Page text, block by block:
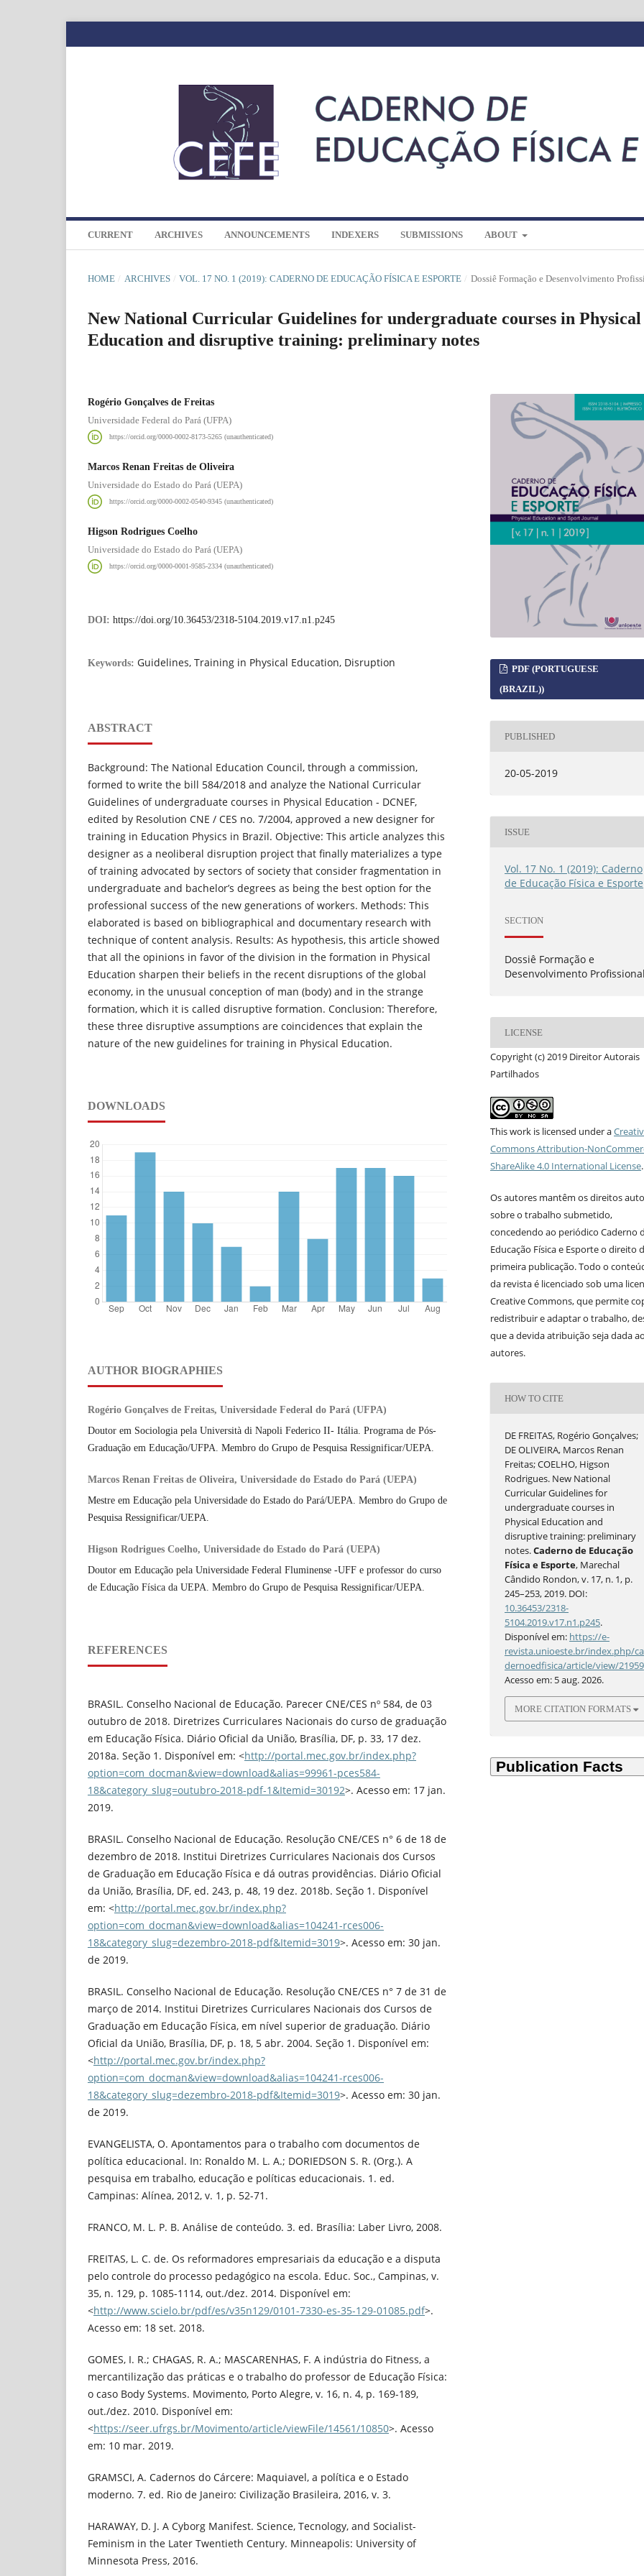
CURRENT ARCHIVES ANNOUNCEMENTS INDEXERS SUBMISSIONS ABOUT
HOME / ARCHIVES / VOL. 17 NO. 1 (2019): CADERNO DE EDUCAÇÃO FÍSICA E ESPORTE / Dossiê Formação e Desenvolvimento
New National Curricular Guidelines for undergraduate courses in Physical
Education and disruptive training: preliminary notes
Rogério Gonçalves de Freitas
Universidade Federal do Pará (UFPA)
https://orcid.org/0000-0002-8173-5265 (unauthenticated)
Marcos Renan Freitas de Oliveira
Universidade do Estado do Pará (UEPA)
https://orcid.org/0000-0002-0540-9345 (unauthenticated)
Higson Rodrigues Coelho
Universidade do Estado do Pará (UEPA)
https://orcid.org/0000-0001-9585-2334 (unauthenticated)
DOI: https://doi.org/10.36453/2318-5104.2019.v17.n1.p245
Keywords: Guidelines, Training in Physical Education, Disruption
ABSTRACT
Background: The National Education Council, through a commission,
formed to write the bill 584/2018 and analyze the National Curricular
Guidelines of undergraduate courses in Physical Education - DCNEF,
edited by Resolution CNE / CES no. 7/2004, approved a new designer for
training in Education Physics in Brazil. Objective: This article analyzes this
designer as a neoliberal disruption project that finally materializes a type
of training advocated by sectors of society that consider fragmentation in
undergraduate and bachelor’s degrees as being the best option for the
professional success of the new generations of workers. Methods: This
elaborated is based on bibliographical and documentary research with
technique of content analysis. Results: As hypothesis, this article showed
that all the opinions in favor of the division in the formation in Physical
Education sharpen their beliefs in the recent disruptions of the global
economy, in the unusual conception of man (body) and in the strange
formation, which it is called disruptive formation. Conclusion: Therefore,
these three disruptive assumptions are coincidences that explain the
nature of the new guidelines for training in Physical Education.
DOWNLOADS
AUTHOR BIOGRAPHIES
Rogério Gonçalves de Freitas, Universidade Federal do Pará (UFPA)
Doutor em Sociologia pela Università di Napoli Federico II- Itália. Programa de Pós-
Graduação em Educação/UFPA. Membro do Grupo de Pesquisa Ressignificar/UEPA.
Marcos Renan Freitas de Oliveira, Universidade do Estado do Pará (UEPA)
Mestre em Educação pela Universidade do Estado do Pará/UEPA. Membro do Grupo de
Pesquisa Ressignificar/UEPA.
Higson Rodrigues Coelho, Universidade do Estado do Pará (UEPA)
Doutor em Educação pela Universidade Federal Fluminense -UFF e professor do curso
de Educação Física da UEPA. Membro do Grupo de Pesquisa Ressignificar/UEPA.
REFERENCES
BRASIL. Conselho Nacional de Educação. Parecer CNE/CES nº 584, de 03
outubro de 2018. Diretrizes Curriculares Nacionais do curso de graduação
em Educação Física. Diário Oficial da União, Brasília, DF, p. 33, 17 dez.
2018a. Seção 1. Disponível em: <http://portal.mec.gov.br/index.php?
option=com_docman&view=download&alias=99961-pces584-
18&category_slug=outubro-2018-pdf-1&Itemid=30192>. Acesso em: 17 jan.
2019.
BRASIL. Conselho Nacional de Educação. Resolução CNE/CES n° 6 de 18 de
dezembro de 2018. Institui Diretrizes Curriculares Nacionais dos Cursos
de Graduação em Educação Física e dá outras providências. Diário Oficial
da União, Brasília, DF, ed. 243, p. 48, 19 dez. 2018b. Seção 1. Disponível
em: <http://portal.mec.gov.br/index.php?
option=com_docman&view=download&alias=104241-rces006-
18&category_slug=dezembro-2018-pdf&Itemid=3019>. Acesso em: 30 jan.
de 2019.
BRASIL. Conselho Nacional de Educação. Resolução CNE/CES n° 7 de 31 de
março de 2014. Institui Diretrizes Curriculares Nacionais dos Cursos de
Graduação em Educação Física, em nível superior de graduação. Diário
Oficial da União, Brasília, DF, p. 18, 5 abr. 2004. Seção 1. Disponível em:
<http://portal.mec.gov.br/index.php?
option=com_docman&view=download&alias=104241-rces006-
18&category_slug=dezembro-2018-pdf&Itemid=3019>. Acesso em: 30 jan.
de 2019.
EVANGELISTA, O. Apontamentos para o trabalho com documentos de
política educacional. In: Ronaldo M. L. A.; DORIEDSON S. R. (Org.). A
pesquisa em trabalho, educação e políticas educacionais. 1. ed.
Campinas: Alínea, 2012, v. 1, p. 52-71.
FRANCO, M. L. P. B. Análise de conteúdo. 3. ed. Brasília: Laber Livro, 2008.
FREITAS, L. C. de. Os reformadores empresariais da educação e a disputa
pelo controle do processo pedagógico na escola. Educ. Soc., Campinas, v.
35, n. 129, p. 1085-1114, out./dez. 2014. Disponível em:
<http://www.scielo.br/pdf/es/v35n129/0101-7330-es-35-129-01085.pdf>.
Acesso em: 18 set. 2018.
GOMES, I. R.; CHAGAS, R. A.; MASCARENHAS, F. A indústria do Fitness, a
mercantilização das práticas e o trabalho do professor de Educação Física:
o caso Body Systems. Movimento, Porto Alegre, v. 16, n. 4, p. 169-189,
out./dez. 2010. Disponível em:
<https://seer.ufrgs.br/Movimento/article/viewFile/14561/10850>. Acesso
em: 10 mar. 2019.
GRAMSCI, A. Cadernos do Cárcere: Maquiavel, a política e o Estado
moderno. 7. ed. Rio de Janeiro: Civilização Brasileira, 2016, v. 3.
HARAWAY, D. J. A Cyborg Manifest. Science, Tecnology, and Socialist-
Feminism in the Later Twentieth Century. Minneapolis: University of
Minnesota Press, 2016.
PDF (PORTUGUESE
(BRAZIL))
PUBLISHED
20-05-2019
ISSUE
Vol. 17 No. 1 (2019): Caderno
de Educação Física e Esporte
SECTION
Dossiê Formação e
Desenvolvimento Profissional
LICENSE
Copyright (c) 2019 Direitor Autorais
Partilhados
This work is licensed under a
Commons Attribution-
ShareAlike 4.0 International License.
Os autores mantêm os direitos
sobre o trabalho submetido,
concedendo ao periódico Caderno
Educação Física e Esporte o direito
primeira publicação. Todo o
da revista é licenciado sob uma
Creative Commons, que permite
redistribuir e adaptar o trabalho,
que a devida atribuição seja dada
autores.
HOW TO CITE
DE FREITAS, Rogério Gonçalves;
DE OLIVEIRA, Marcos Renan
Freitas; COELHO, Higson
Rodrigues. New National
Curricular Guidelines for
undergraduate courses in
Physical Education and
disruptive training: preliminary
notes.Caderno de Educação
Física e Esporte, Marechal
Cândido Rondon, v. 17, n. 1, p.
245–253, 2019. DOI:
10.36453/2318-
5104.2019.v17.n1.p245.
Disponível em: https://e-
revista.unioeste.br/index.php/ca
dernoedfisica/article/view/21959
Acesso em: 5 aug. 2026.
MORE CITATION FORMATS